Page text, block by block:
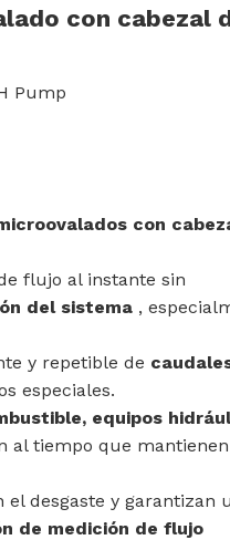
con cabezal
Pump
con
flujo al instante sin
del sistema ,
y repetible de
especiales.
equipos
al tiempo que
desgaste y garantizan
de medición de flujo